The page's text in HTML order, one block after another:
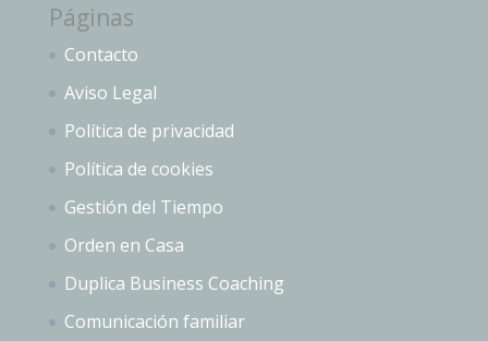
Páginas
Contacto
Aviso Legal
Política de privacidad
Política de cookies
Gestión del Tiempo
Orden en Casa
Duplica Business Coaching
Comunicación familiar